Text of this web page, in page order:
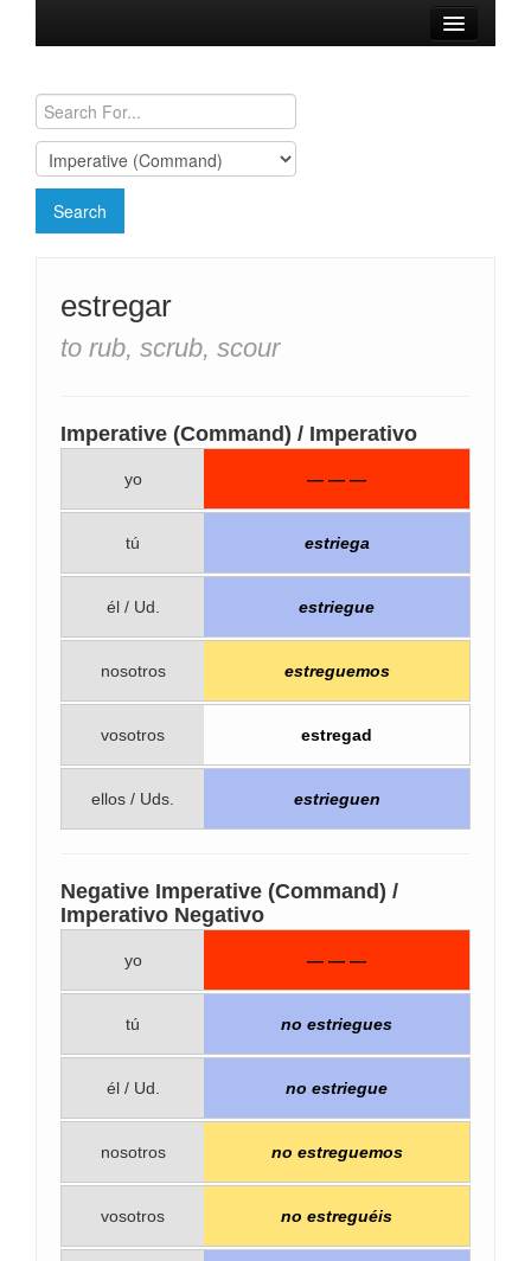
Conjugation Charts
Need a Spanish Tutor?
estregar
to rub, scrub, scour
Imperative (Command) / Imperativo
yo — — —
tú estriega
él / Ud. estriegue
nosotros estreguemos
vosotros estregad
ellos / Uds. estrieguen
Negative Imperative (Command) /
Imperativo Negativo
yo — — —
tú no estriegues
él / Ud. no estriegue
nosotros no estreguemos
vosotros no estreguéis